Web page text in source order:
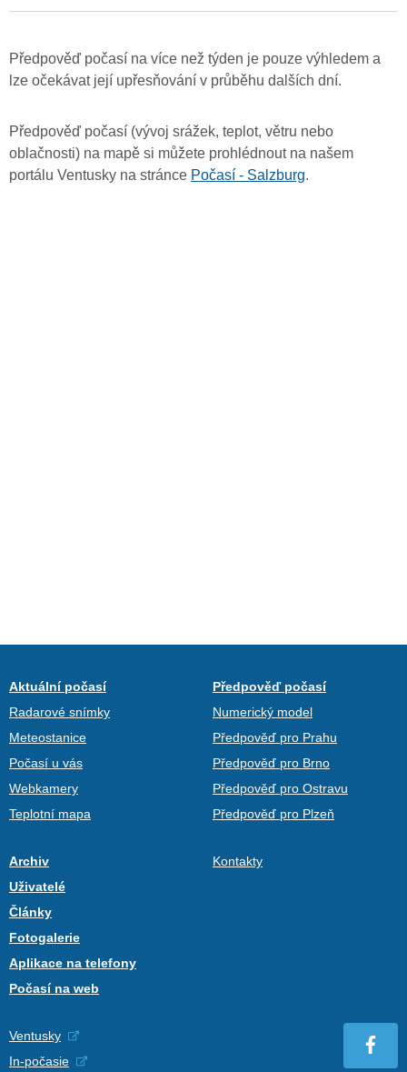
Předpověď počasí na více než týden je pouze výhledem a
lze očekávat její upřesňování v průběhu dalších dní.
Předpověď počasí (vývoj srážek, teplot, větru nebo
oblačnosti) na mapě si můžete prohlédnout na našem
portálu Ventusky na stránce Počasí - Salzburg.
Aktuální počasí
Radarové snímky
Meteostanice
Počasí u vás
Webkamery
Teplotní mapa
Předpověď počasí
Numerický model
Předpověď pro Prahu
Předpověď pro Brno
Předpověď pro Ostravu
Předpověď pro Plzeň
Archiv
Uživatelé
Články
Fotogalerie
Aplikace na telefony
Počasí na web
Kontakty
Ventusky
In-počasie